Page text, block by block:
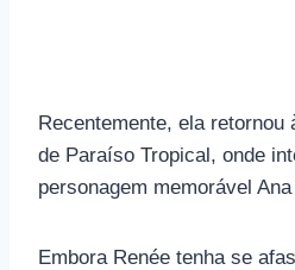
Recentemente, ela retornou
de Paraíso Tropical, onde
personagem memorável
Embora Renée tenha se